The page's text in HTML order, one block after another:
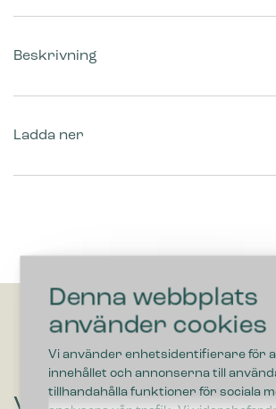
Denna webbplats
använder cookies
Vi använder enhetsidentifierare för
innehållet och annonserna till
tillhandahålla funktioner för sociala
Beskrivning
Ladda ner